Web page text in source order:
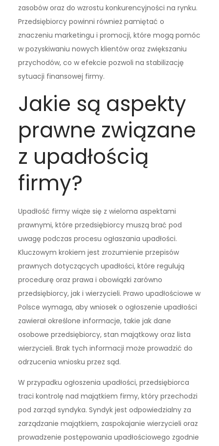
zasobów oraz do wzrostu konkurencyjności na rynku.
Przedsiębiorcy powinni również pamiętać o
znaczeniu marketingu i promocji, które mogą pomóc
w pozyskiwaniu nowych klientów oraz zwiększaniu
przychodów, co w efekcie pozwoli na stabilizację
sytuacji finansowej firmy.
Jakie są aspekty
prawne związane
z upadłością
firmy?
Upadłość firmy wiąże się z wieloma aspektami
prawnymi, które przedsiębiorcy muszą brać pod
uwagę podczas procesu ogłaszania upadłości.
Kluczowym krokiem jest zrozumienie przepisów
prawnych dotyczących upadłości, które regulują
procedurę oraz prawa i obowiązki zarówno
przedsiębiorcy, jak i wierzycieli. Prawo upadłościowe w
Polsce wymaga, aby wniosek o ogłoszenie upadłości
zawierał określone informacje, takie jak dane
osobowe przedsiębiorcy, stan majątkowy oraz lista
wierzycieli. Brak tych informacji może prowadzić do
odrzucenia wniosku przez sąd.
W przypadku ogłoszenia upadłości, przedsiębiorca
traci kontrolę nad majątkiem firmy, który przechodzi
pod zarząd syndyka. Syndyk jest odpowiedzialny za
zarządzanie majątkiem, zaspokajanie wierzycieli oraz
prowadzenie postępowania upadłościowego zgodnie